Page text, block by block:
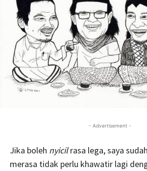
- Advertisement -
Jika boleh nyicilrasa lega, saya
merasa tidak perlu khawatir lagi